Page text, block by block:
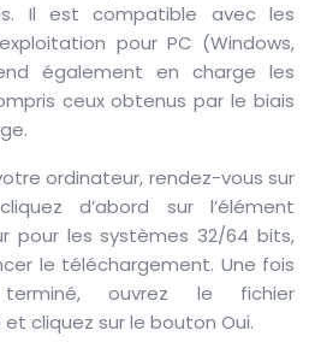
Il est compatible avec les
pour PC (Windows,
également en charge les
ceux obtenus par le biais
ordinateur, rendez-vous sur
d’abord sur l’élément
pour les systèmes 32/64 bits,
le téléchargement. Une fois
ouvrez le fichier
cliquez sur le bouton Oui.